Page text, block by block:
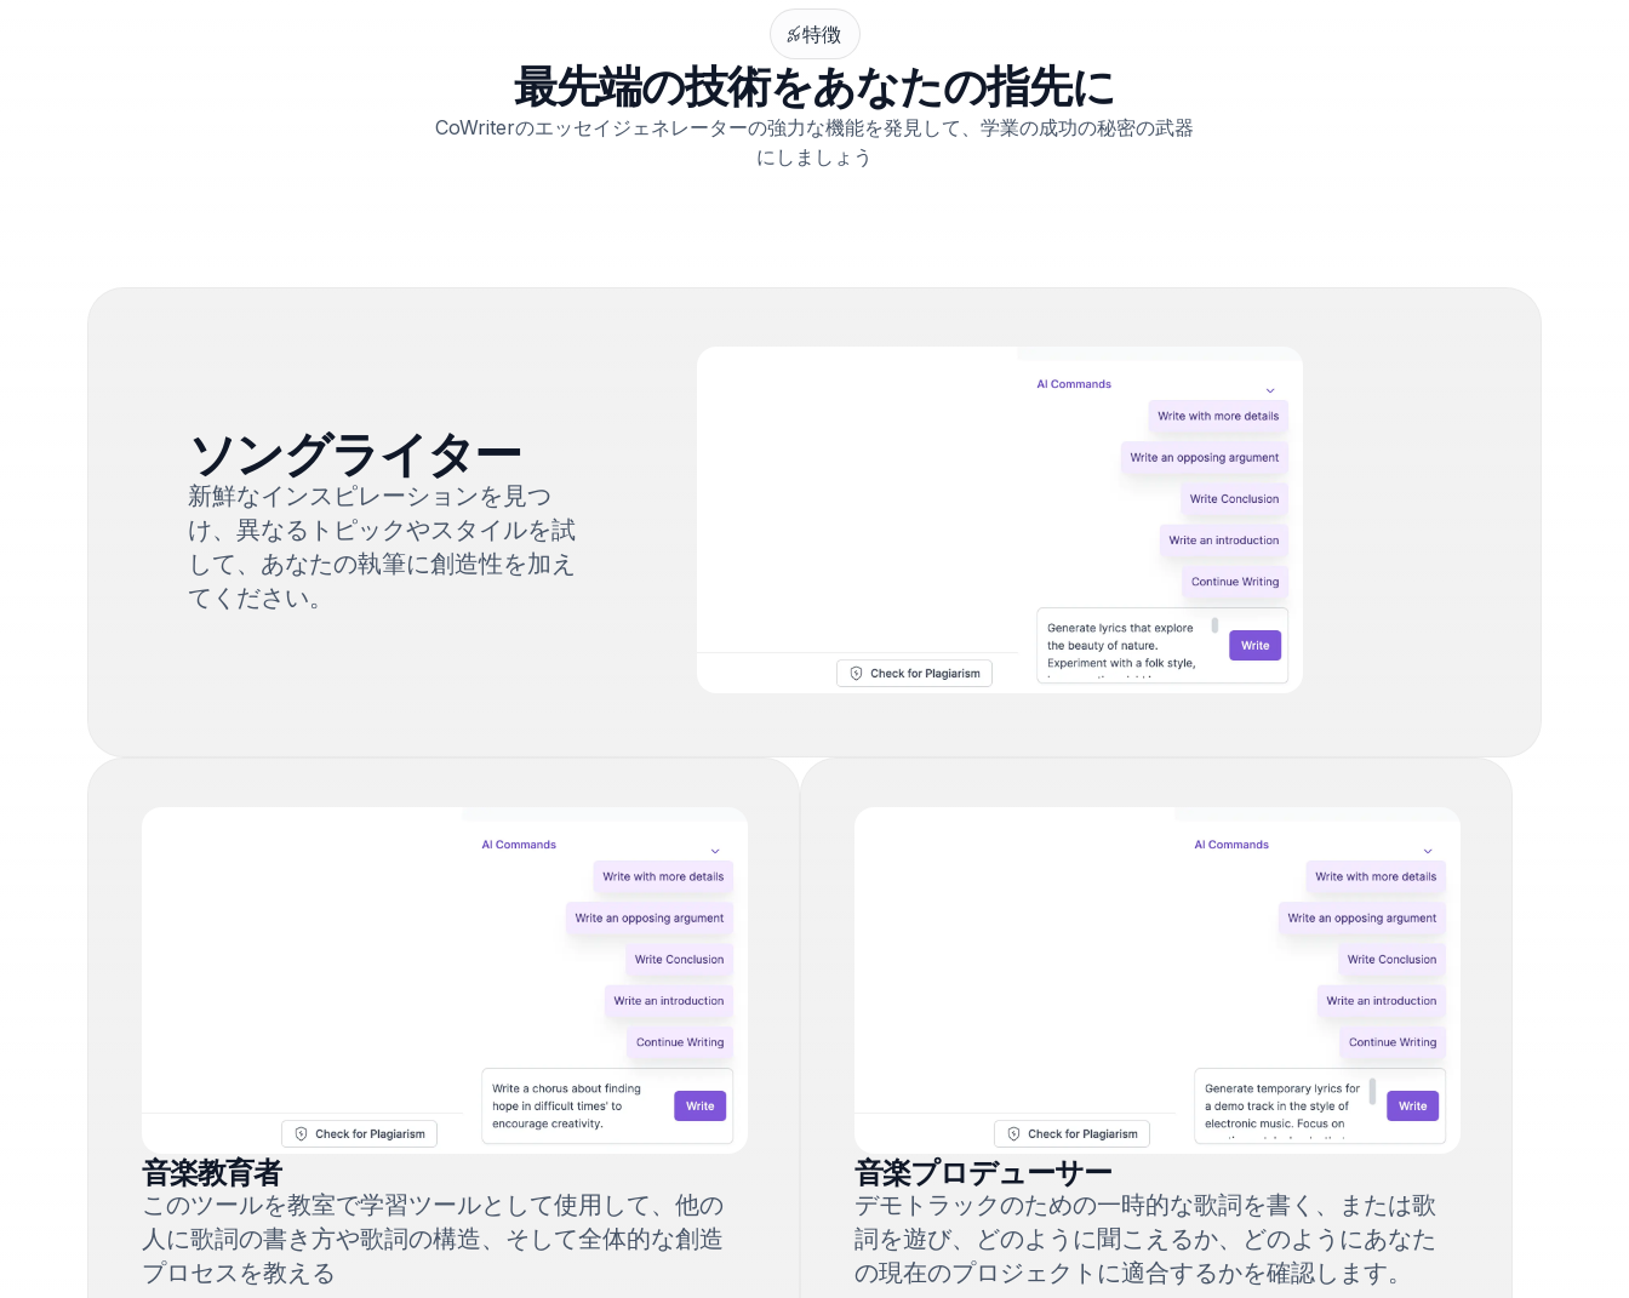
特徴
最先端の技術をあなたの指先に
CoWriterのエッセイジェネレーターの強力な機能を発見して、学業の成功の秘密の武器
にしましょう
ソングライター
新鮮なインスピレーションを見つ
け、異なるトピックやスタイルを試
して、あなたの執筆に創造性を加え
てください。
音楽教育者
このツールを教室で学習ツールとして使用して、他の
人に歌詞の書き方や歌詞の構造、そして全体的な創造
プロセスを教える
音楽プロデューサー
デモトラックのための一時的な歌詞を書く、または歌
詞を遊び、どのように聞こえるか、どのようにあなた
の現在のプロジェクトに適合するかを確認します。